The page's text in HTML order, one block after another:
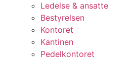
Ledelse & ansatte
Bestyrelsen
Kontoret
Kantinen
Pedelkontoret